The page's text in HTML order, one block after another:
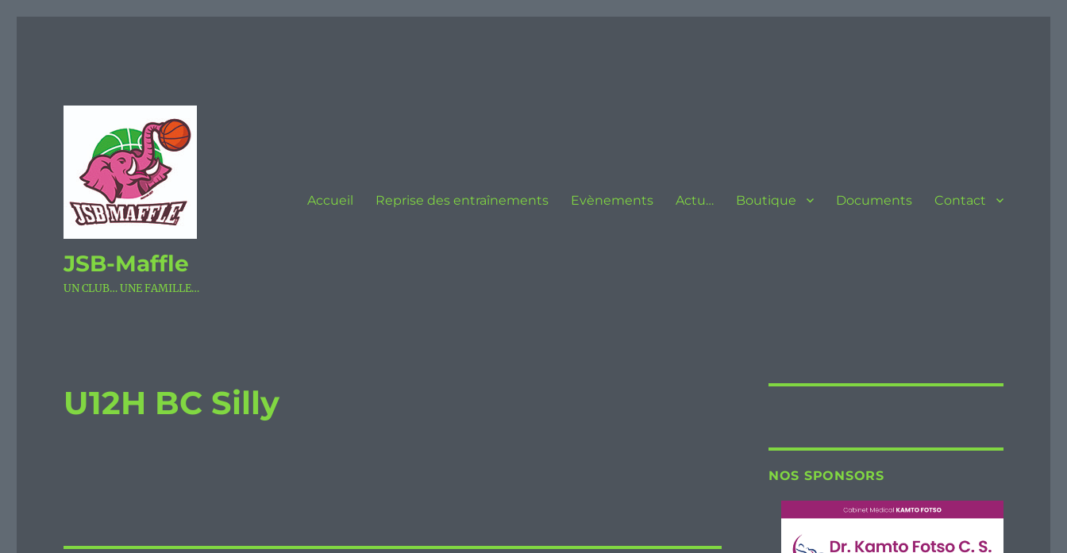
JSB-Maffle
UN CLUB… UNE FAMILLE…
Accueil Reprise des entraînements Evènements Actu… Boutique Documents Contact
U12H BC Silly
NOS SPONSORS